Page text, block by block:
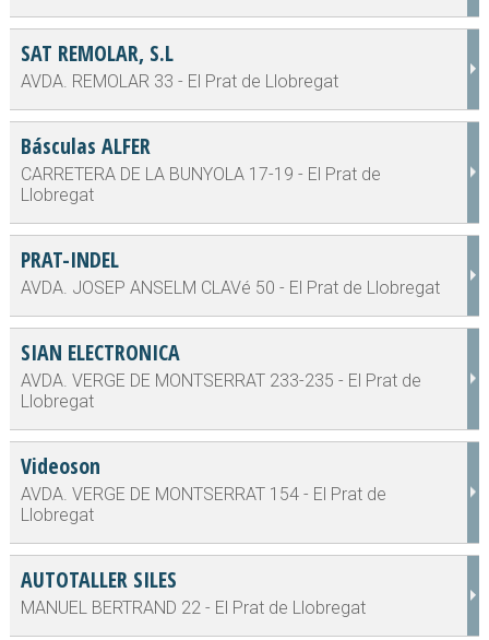
SAT REMOLAR, S.L
AVDA. REMOLAR 33 - El Prat de Llobregat
Básculas ALFER
CARRETERA DE LA BUNYOLA 17-19 - El Prat de
Llobregat
PRAT-INDEL
AVDA. JOSEP ANSELM CLAVé 50 - El Prat de Llobregat
SIAN ELECTRONICA
AVDA. VERGE DE MONTSERRAT 233-235 - El Prat de
Llobregat
Videoson
AVDA. VERGE DE MONTSERRAT 154 - El Prat de
Llobregat
AUTOTALLER SILES
MANUEL BERTRAND 22 - El Prat de Llobregat